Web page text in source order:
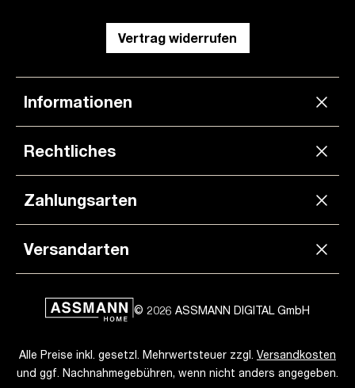
Vertrag widerrufen
Informationen
Rechtliches
Zahlungsarten
Versandarten
© 2026 ASSMANN DIGITAL GmbH
Alle Preise inkl. gesetzl. Mehrwertsteuer zzgl. Versandkosten
und ggf. Nachnahmegebühren, wenn nicht anders angegeben.